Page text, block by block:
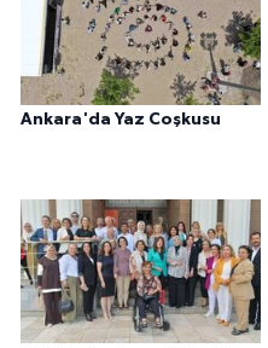
Ankara'da Yaz Coşkusu